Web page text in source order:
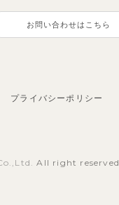
お問い合わせはこちら
プライバシーポリシー
All right